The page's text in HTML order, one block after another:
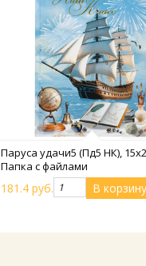
Подробнее
Паруса удачи5 (Пд5 НК),
Папка с файлами
181.4 руб.